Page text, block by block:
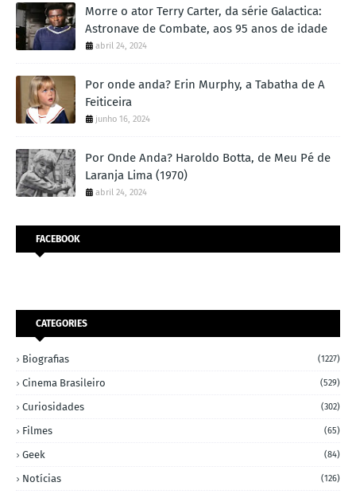
Morre o ator Terry Carter, da série Galactica:
Astronave de Combate, aos 95 anos de idade
abril 24, 2024
Por onde anda? Erin Murphy, a Tabatha de A
Feiticeira
junho 16, 2024
Por Onde Anda? Haroldo Botta, de Meu Pé de
Laranja Lima (1970)
abril 24, 2024
FACEBOOK
CATEGORIES
Biografias (1227)
Cinema Brasileiro (529)
Curiosidades (302)
Filmes (65)
Geek (84)
Notícias (126)